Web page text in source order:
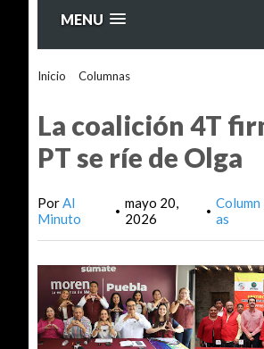
MENU
Inicio Columnas>
La coalición 4T
PT se ríe de Olga
PorAl
Minuto
• mayo 20,
2026
• Column
as